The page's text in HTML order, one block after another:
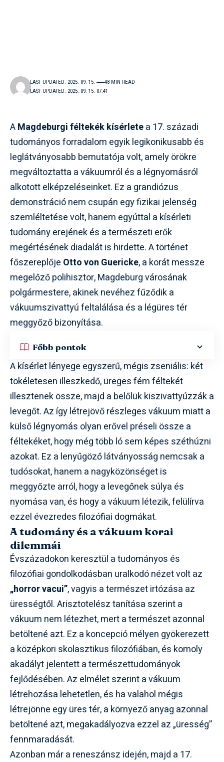
LAST UPDATED: 2025. 09. 15. 07:41
LAST UPDATED: 2025. 09. 15. 48 MIN READ
AMagdeburgi féltekék kísérletea 17. századi
tudományos forradalom egyik legikonikusabb és
leglátványosabb bemutatója volt, amely örökre
megváltoztatta a vákuumról és a légnyomásról
alkotott elképzeléseinket. Ez a grandiózus
demonstráció nem csupán egy fizikai jelenség
szemléltetése volt, hanem egyúttal a kísérleti
tudomány erejének és a természeti erők
megértésének diadalát is hirdette. A történet
főszereplője Otto von Guericke, a korát messze
megelőző polihisztor, Magdeburg városának
polgármestere, akinek nevéhez fűződik a
vákuumszivattyú feltalálása és a légüres tér
meggyőző bizonyítása.
Főbb pontok
A kísérlet lényege egyszerű, mégis zseniális: két
tökéletesen illeszkedő, üreges fém féltekét
illesztenek össze, majd a belőlük kiszivattyúzzák a
levegőt. Az így létrejövő részleges vákuum miatt a
külső légnyomás olyan erővel préseli össze a
féltekéket, hogy még több ló sem képes széthúzni
azokat. Ez a lenyűgöző látványosság nemcsak a
tudósokat, hanem a nagyközönséget is
meggyőzte arról, hogy a levegőnek súlya és
nyomása van, és hogy a vákuum létezik, felülírva
ezzel évezredes filozófiai dogmákat.
A tudomány és a vákuum korai
dilemmái
Évszázadokon keresztül a tudományos és
filozófiai gondolkodásban uralkodó nézet volt az
„horror vacui”, vagyis a természet irtózása az
ürességtől. Arisztotelész tanítása szerint a
vákuum nem létezhet, mert a természet azonnal
betöltené azt. Ez a koncepció mélyen gyökerezett
a középkori skolasztikus filozófiában, és komoly
akadályt jelentett a természettudományok
fejlődésében. Az elmélet szerint a vákuum
létrehozása lehetetlen, és ha valahol mégis
létrejönne egy üres tér, a környező anyag azonnal
betöltené azt, megakadályozva ezzel az „üresség”
fennmaradását.
Azonban már a reneszánsz idején, majd a 17.